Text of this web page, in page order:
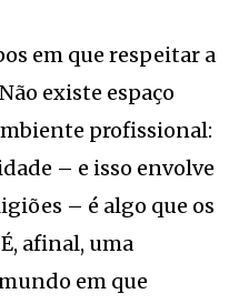
em que respeitar a
existe espaço
profissional:
– e isso envolve
– é algo que os
afinal, uma
em que